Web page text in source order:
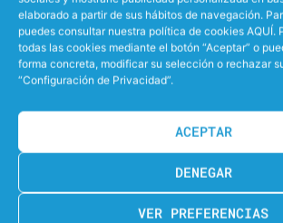
elaborado a partir de sus hábitos de navegación.
puedes consultar nuestra política de cookies AQUÍ.
todas las cookies mediante el botón “Aceptar” o
forma concreta, modificar su selección o rechazar
“Configuración de Privacidad”.
ACEPTAR
DENEGAR
VER PREFERENCIAS
14 J. Arostegui
SAB
10 PARTIDOS JUGADOS
9 PARTIDOS GANADOS